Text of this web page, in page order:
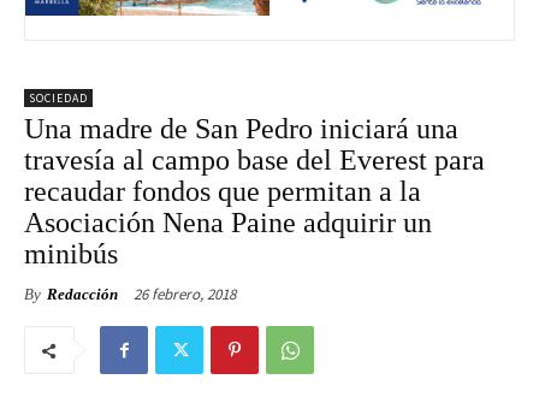
SOCIEDAD
Una madre de San Pedro iniciará una
travesía al campo base del Everest para
recaudar fondos que permitan a la
Asociación Nena Paine adquirir un
minibús
By Redacción 26 febrero, 2018